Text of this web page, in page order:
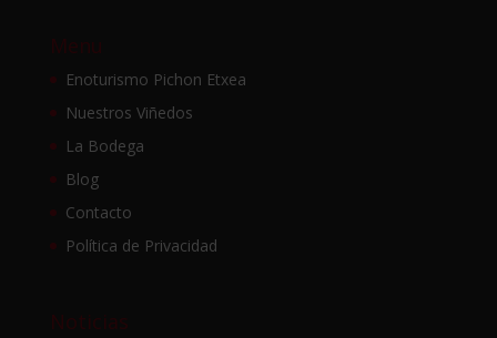
Menu
Enoturismo Pichon Etxea
Nuestros Viñedos
La Bodega
Blog
Contacto
Política de Privacidad
Noticias